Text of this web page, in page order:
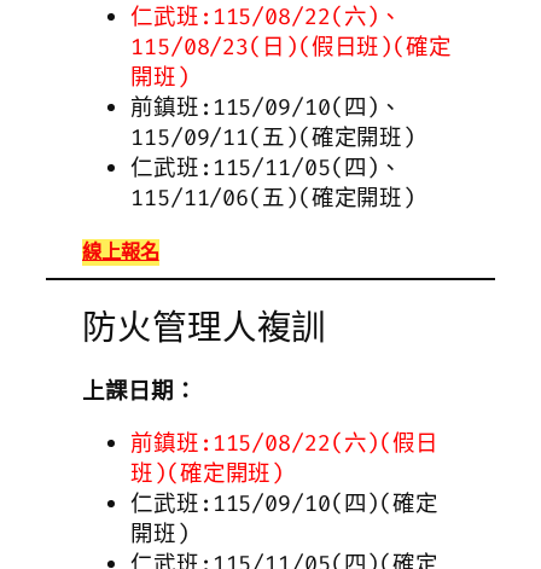
仁武班:115/08/22(六)、
115/08/23(日)(假日班)(確定
開班)
前鎮班:115/09/10(四)、
115/09/11(五)(確定開班)
仁武班:115/11/05(四)、
115/11/06(五)(確定開班)
線上報名
防火管理人複訓
上課日期：
前鎮班:115/08/22(六)(假日
班)(確定開班)
仁武班:115/09/10(四)(確定
開班)